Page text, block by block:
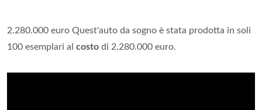
2.280.000 euro Quest'auto da sogno è stata prodotta in soli
100 esemplari al costo di 2.280.000 euro.